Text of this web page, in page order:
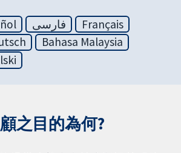
فارسی
Français
Bahasa Malaysia
之目的為何?